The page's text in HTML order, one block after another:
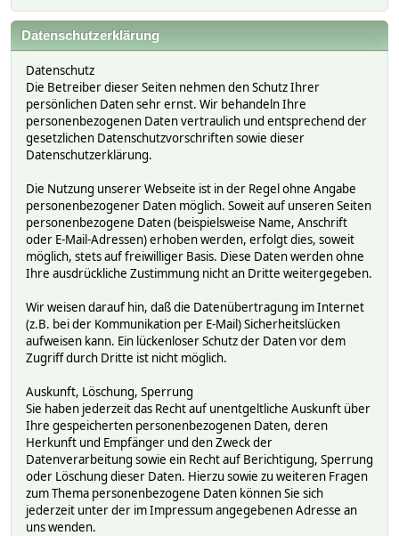
Datenschutzerklärung
Datenschutz
Die Betreiber dieser Seiten nehmen den Schutz Ihrer
persönlichen Daten sehr ernst. Wir behandeln Ihre
personenbezogenen Daten vertraulich und entsprechend der
gesetzlichen Datenschutzvorschriften sowie dieser
Datenschutzerklärung.
Die Nutzung unserer Webseite ist in der Regel ohne Angabe
personenbezogener Daten möglich. Soweit auf unseren Seiten
personenbezogene Daten (beispielsweise Name, Anschrift
oder E-Mail-Adressen) erhoben werden, erfolgt dies, soweit
möglich, stets auf freiwilliger Basis. Diese Daten werden ohne
Ihre ausdrückliche Zustimmung nicht an Dritte weitergegeben.
Wir weisen darauf hin, daß die Datenübertragung im Internet
(z.B. bei der Kommunikation per E-Mail) Sicherheitslücken
aufweisen kann. Ein lückenloser Schutz der Daten vor dem
Zugriff durch Dritte ist nicht möglich.
Auskunft, Löschung, Sperrung
Sie haben jederzeit das Recht auf unentgeltliche Auskunft über
Ihre gespeicherten personenbezogenen Daten, deren
Herkunft und Empfänger und den Zweck der
Datenverarbeitung sowie ein Recht auf Berichtigung, Sperrung
oder Löschung dieser Daten. Hierzu sowie zu weiteren Fragen
zum Thema personenbezogene Daten können Sie sich
jederzeit unter der im Impressum angegebenen Adresse an
uns wenden.